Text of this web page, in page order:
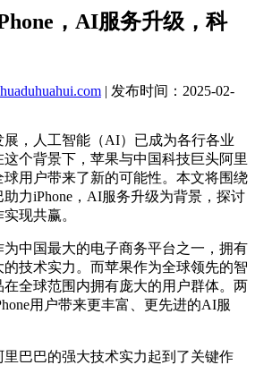
，AI服务升级，科
| 发布时间：2025-02-
，人工智能（AI）已成为各行各业
个背景下，苹果与中国科技巨头阿里
用户带来了新的可能性。本文将围绕
力iPhone，AI服务升级为背景，探讨
现共赢。
国最大的电子商务平台之一，拥有
技术实力。而苹果作为全球领先的智
全球范围内拥有庞大的用户群体。两
用户带来更丰富、更先进的AI服
巴巴的强大技术实力起到了关键作